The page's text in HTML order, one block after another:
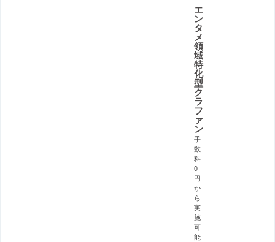
エ
ン
タ
メ
領
域
特
化
型
ク
ラ
フ
ァ
ン
手
数
料
0
円
か
ら
実
施
可
能